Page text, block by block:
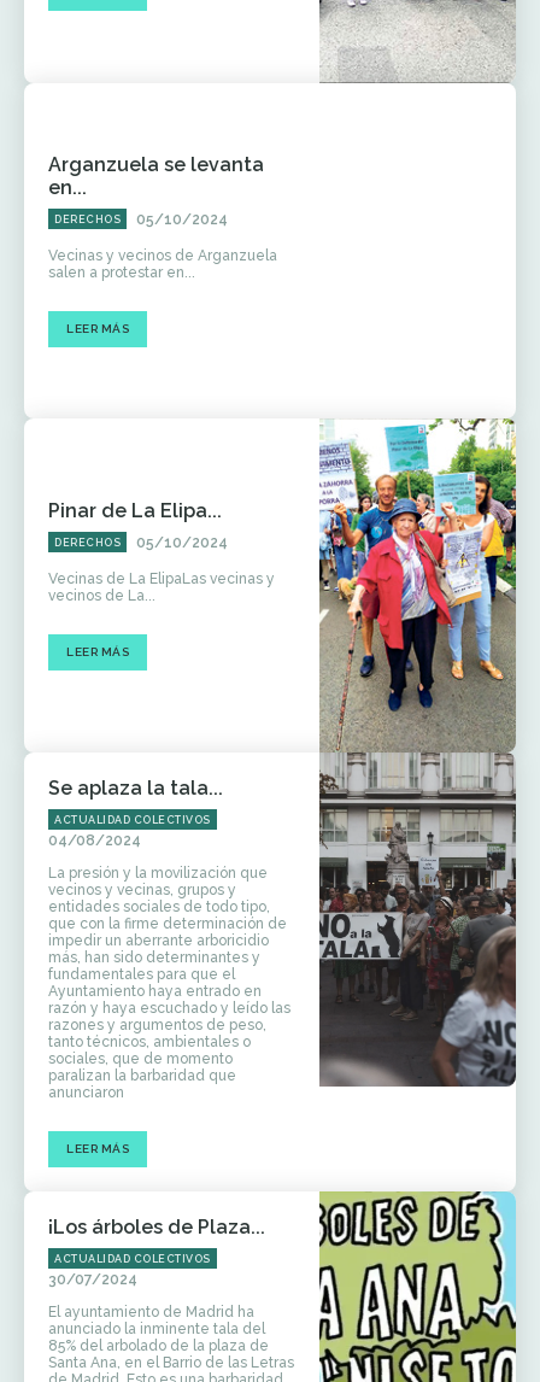
Arganzuela se levanta
en...
DERECHOS 05/10/2024
Vecinas y vecinos de Arganzuela
salen a protestar en...
LEER MÁS
Pinar de La Elipa...
DERECHOS 05/10/2024
Vecinas de La ElipaLas vecinas y
vecinos de La...
LEER MÁS
Se aplaza la tala...
ACTUALIDAD COLECTIVOS
04/08/2024
La presión y la movilización que
vecinos y vecinas, grupos y
entidades sociales de todo tipo,
que con la firme determinación de
impedir un aberrante arboricidio
más, han sido determinantes y
fundamentales para que el
Ayuntamiento haya entrado en
razón y haya escuchado y leído las
razones y argumentos de peso,
tanto técnicos, ambientales o
sociales, que de momento
paralizan la barbaridad que
anunciaron
LEER MÁS
¡Los árboles de Plaza...
ACTUALIDAD COLECTIVOS
30/07/2024
El ayuntamiento de Madrid ha
anunciado la inminente tala del
85% del arbolado de la plaza de
Santa Ana, en el Barrio de las Letras